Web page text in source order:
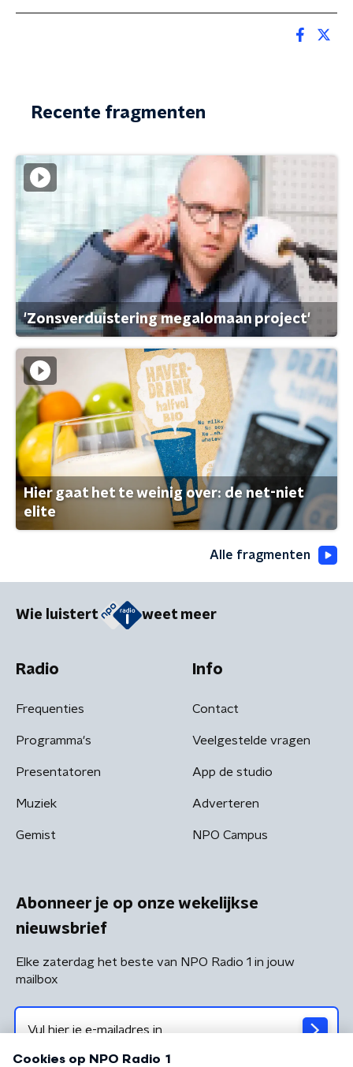
Recente fragmenten
'Zonsverduistering megalomaan project'
Hier gaat het te weinig over: de net-niet
elite
Alle fragmenten
Wie luistert weet meer
Radio
Frequenties
Programma's
Presentatoren
Muziek
Gemist
Info
Contact
Veelgestelde vragen
App de studio
Adverteren
NPO Campus
Abonneer je op onze wekelijkse
nieuwsbrief
Elke zaterdag het beste van NPO Radio 1 in jouw
mailbox